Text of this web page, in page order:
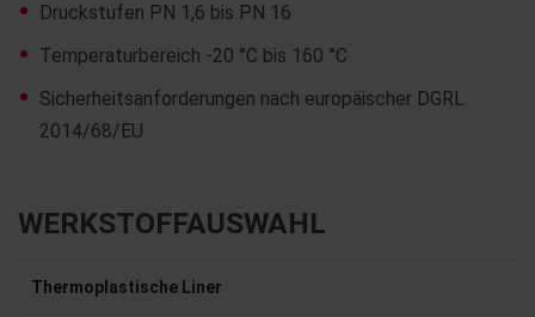
Druckstufen PN 1,6 bis PN 16
Temperaturbereich -20 °C bis 160 °C
Sicherheitsanforderungen nach europäischer DGRL
2014/68/EU
WERKSTOFFAUSWAHL
Thermoplastische Liner